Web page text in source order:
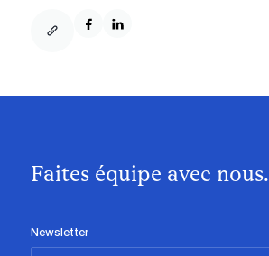
Faites équipe avec nous.
Newsletter